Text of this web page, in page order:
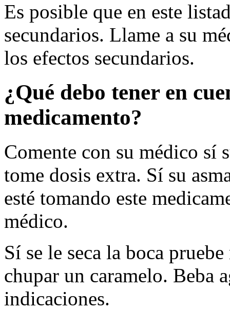
Es posible que en este
secundarios. Llame a su
los efectos secundarios.
¿Qué debo tener en
medicamento?
Comente con su médico sí
tome dosis extra. Sí su
esté tomando este
médico.
Sí se le seca la boca
chupar un caramelo. Beba
indicaciones.